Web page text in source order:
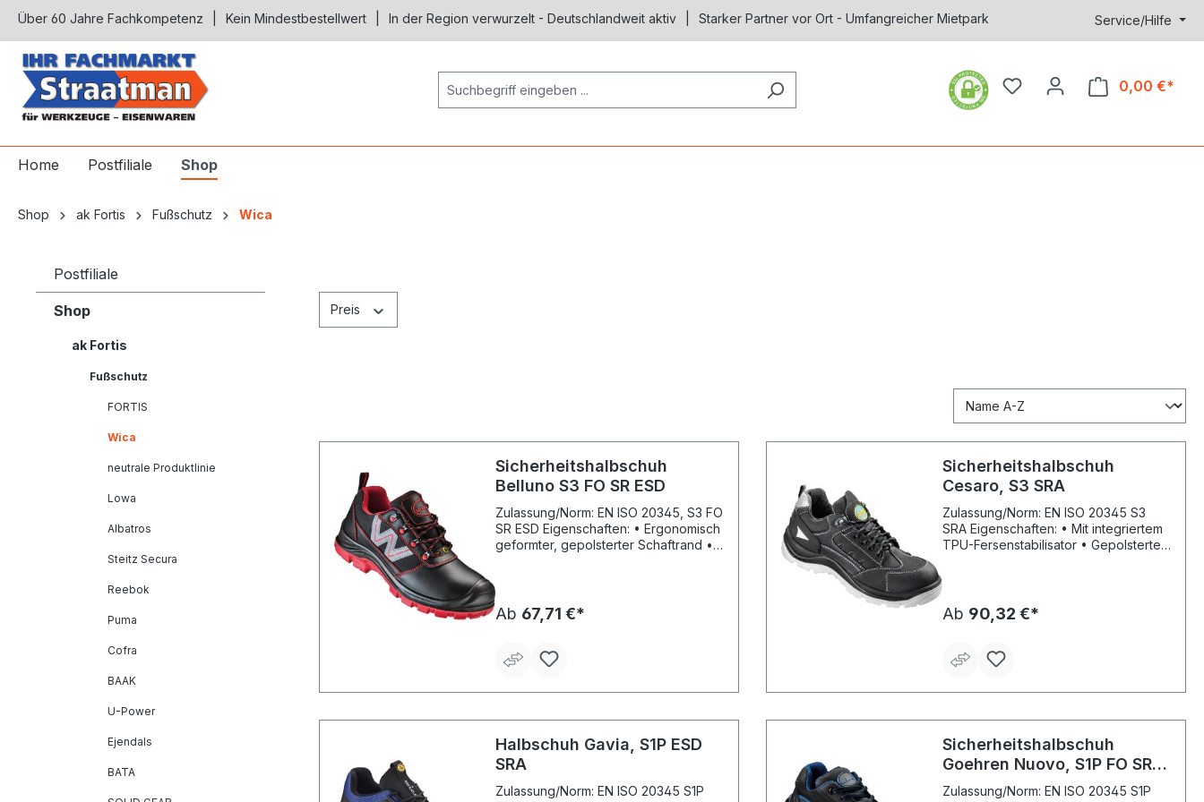
Zur Hauptnavigation springen
Über 60 Jahre Fachkompetenz Kein Mindestbestellwert In der Region verwurzelt - Deutschlandweit aktiv Starker Partner vor Ort - Umfangreicher Mietpark Service/Hilfe
0,00 €*
Home Postfiliale Shop
Shop ak Fortis Fußschutz Wica
Postfiliale
Shop
ak Fortis
Fußschutz
FORTIS
Wica
neutrale Produktlinie
Lowa
Albatros
Steitz Secura
Reebok
Puma
Cofra
BAAK
U-Power
Ejendals
BATA
Preis
Sicherheitshalbschuh
Belluno S3 FO SR ESD
Zulassung/Norm: EN ISO 20345, S3 FO
SR ESD Eigenschaften: • Ergonomisch
geformter, gepolsterter Schaftrand •
Innenfutter • Mit Anziehhilfe und
Reflexeinsätzen Fußbett:
antistatische Einlegesohle aus PU-
Laufsohle: Antistatische, öl- und
Schichten PU-Laufsohle, nicht
kreidend, integrierte Überkappe
Material: Schaft: Glattleder und
Textilmaterial Sicherheit:
Korrosionsfreie Stahlkappe und
Ab 67,71 €*
Sicherheitshalbschuh
Cesaro, S3 SRA
Zulassung/Norm: EN ISO 20345 S3
SRA Eigenschaften: • Mit integriertem
TPU-Fersenstabilisator • Gepolsterte
und Ferse • Antistatische Laufsohle •
Öl- und säurebeständige Laufsohle •
• Verschluss mit Kunststoffösen
anatomisches Fußbett Sohle: helle,
Laufsohle, nicht kreidend Material:
Schaft aus schwarzem Nubukleder
Sicherheit: Kunststoffkappe und
durchtrittsichere
Gewebezwischensohle Weite: 11
Ab 90,32 €*
Halbschuh Gavia, S1P ESD
SRA
Zulassung/Norm: EN ISO 20345 S1P
Sicherheitshalbschuh
Goehren Nuovo, S1P FO SR
ESD
Zulassung/Norm: EN ISO 20345 S1P